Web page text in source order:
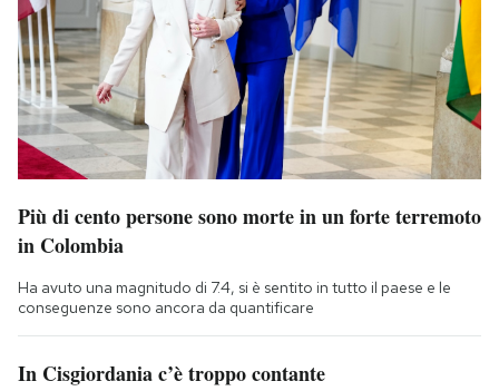
Più di cento persone sono morte in un forte terremoto
in Colombia
Ha avuto una magnitudo di 7.4, si è sentito in tutto il paese e le
conseguenze sono ancora da quantificare
In Cisgiordania c’è troppo contante